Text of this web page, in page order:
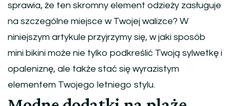
sprawia, że ten skromny element odzieży zasługuje
na szczególne miejsce w Twojej walizce? W
niniejszym artykule przyjrzymy się, w jaki sposób
mini bikini może nie tylko podkreślić Twoją sylwetkę i
opaleniznę, ale także stać się wyrazistym
elementem Twojego letniego stylu.